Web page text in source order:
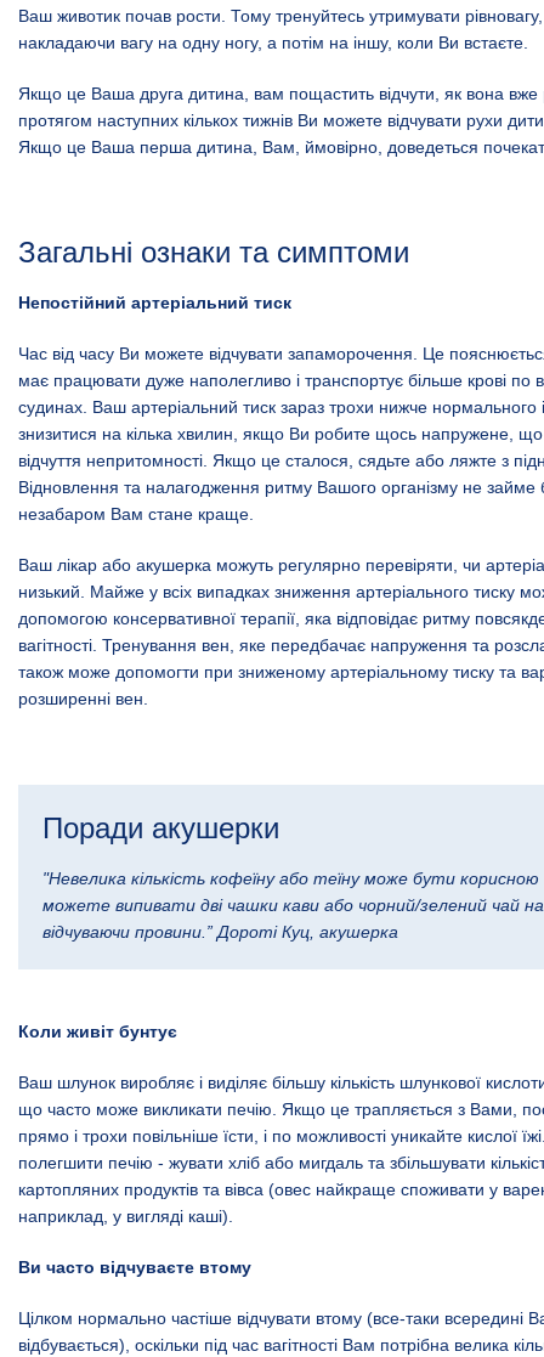
Ваш животик почав рости. Тому тренуйтесь утримувати
накладаючи вагу на одну ногу, а потім на іншу, коли Ви встаєте.
Якщо це Ваша друга дитина, вам пощастить відчути, як вона вже
протягом наступних кількох тижнів Ви можете відчувати рухи
Якщо це Ваша перша дитина, Вам, ймовірно, доведеться
Загальні ознаки та симптоми
Непостійний артеріальний тиск
Час від часу Ви можете відчувати запаморочення. Це
має працювати дуже наполегливо і транспортує більше крові по
судинах. Ваш артеріальний тиск зараз трохи нижче
знизитися на кілька хвилин, якщо Ви робите щось напружене,
відчуття непритомності. Якщо це сталося, сядьте або ляжте з
Відновлення та налагодження ритму Вашого організму не займе
незабаром Вам стане краще.
Ваш лікар або акушерка можуть регулярно перевіряти, чи
низький. Майже у всіх випадках зниження артеріального тиску
допомогою консервативної терапії, яка відповідає ритму
вагітності. Тренування вен, яке передбачає напруження та
також може допомогти при зниженому артеріальному тиску та
розширенні вен.
Поради акушерки
"Невелика кількість кофеїну або теїну може бути
можете випивати дві чашки кави або чорний/зелений чай
відчуваючи провини.” Дороті Куц, акушерка
Коли живіт бунтує
Ваш шлунок виробляє і виділяє більшу кількість шлункової кислоти
що часто може викликати печію. Якщо це трапляється з Вами,
прямо і трохи повільніше їсти, і по можливості уникайте кислої
полегшити печію - жувати хліб або мигдаль та збільшувати
картопляних продуктів та вівса (овес найкраще споживати у
наприклад, у вигляді каші).
Ви часто відчуваєте втому
Цілком нормально частіше відчувати втому (все-таки всередині
відбувається), оскільки під час вагітності Вам потрібна велика